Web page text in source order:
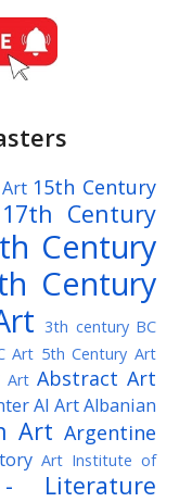
15th Century
17th Century
Century
Century
3th century BC
Art 5th Century Art
Art Abstract Art
AI ArtAlbanian
Art Argentine
Art Institute of
Literature